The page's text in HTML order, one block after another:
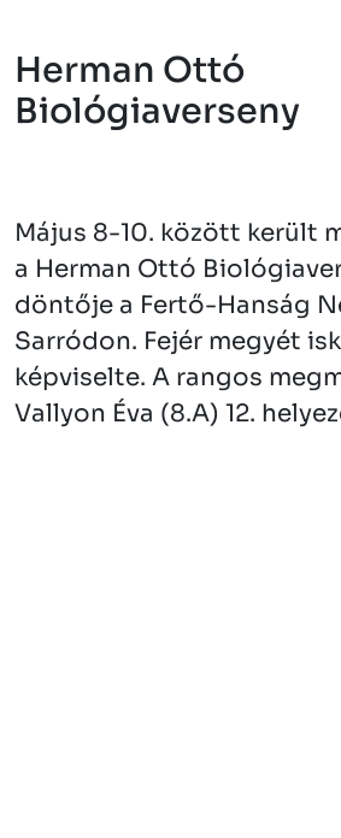
Herman Ottó
Biológiaverseny
Május 8-10. között került
a Herman Ottó
döntője a Fertő-Hanság
Sarródon. Fejér megyét
képviselte. A rangos
Vallyon Éva (8.A) 12.